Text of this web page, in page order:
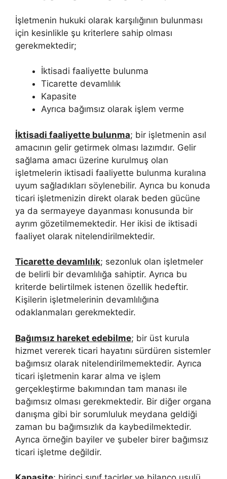
İşletmenin hukuki olarak karşılığının bulunması
için kesinlikle şu kriterlere sahip olması
gerekmektedir;
İktisadi faaliyette bulunma
Ticarette devamlılık
Kapasite
Ayrıca bağımsız olarak işlem verme
İktisadi faaliyette bulunma; bir işletmenin asıl
amacının gelir getirmek olması lazımdır. Gelir
sağlama amacı üzerine kurulmuş olan
işletmelerin iktisadi faaliyette bulunma kuralına
uyum sağladıkları söylenebilir. Ayrıca bu konuda
ticari işletmenizin direkt olarak beden gücüne
ya da sermayeye dayanması konusunda bir
ayrım gözetilmemektedir. Her ikisi de iktisadi
faaliyet olarak nitelendirilmektedir.
Ticarette devamlılık; sezonluk olan işletmeler
de belirli bir devamlılığa sahiptir. Ayrıca bu
kriterde belirtilmek istenen özellik hedeftir.
Kişilerin işletmelerinin devamlılığına
odaklanmaları gerekmektedir.
Bağımsız hareket edebilme; bir üst kurula
hizmet vererek ticari hayatını sürdüren sistemler
bağımsız olarak nitelendirilmemektedir. Ayrıca
ticari işletmenin karar alma ve işlem
gerçekleştirme bakımından tam manası ile
bağımsız olması gerekmektedir. Bir diğer organa
danışma gibi bir sorumluluk meydana geldiği
zaman bu bağımsızlık da kaybedilmektedir.
Ayrıca örneğin bayiler ve şubeler birer bağımsız
ticari işletme değildir.